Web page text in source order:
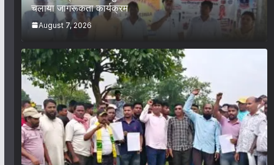
चलाया जागरूकता कार्यक्रम
August 7, 2026